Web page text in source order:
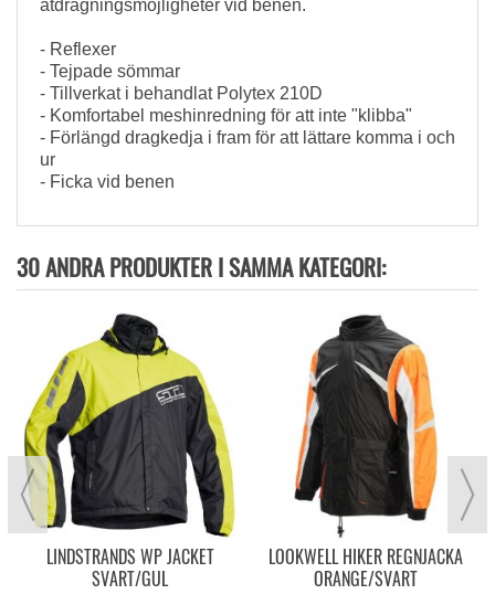
åtdragningsmöjligheter vid benen.
- Reflexer
- Tejpade sömmar
- Tillverkat i behandlat Polytex 210D
- Komfortabel meshinredning för att inte "klibba"
- Förlängd dragkedja i fram för att lättare komma i och
ur
- Ficka vid benen
30 ANDRA PRODUKTER I SAMMA KATEGORI:
LINDSTRANDS WP JACKET
SVART/GUL
LOOKWELL HIKER REGNJACKA
ORANGE/SVART